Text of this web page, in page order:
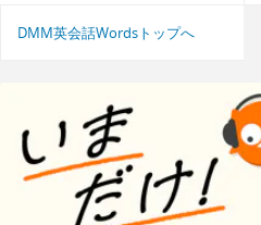
DMM英会話Wordsトップへ